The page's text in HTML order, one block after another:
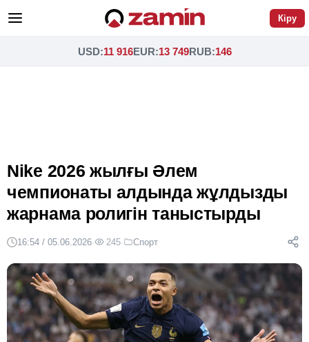
Кіру
USD:11 916EUR:13 749RUB:146
Nike 2026 жылғы Әлем
чемпионаты алдында жұлдызды
жарнама ролигін таныстырды
16:54 / 05.06.2026· 245· Спорт